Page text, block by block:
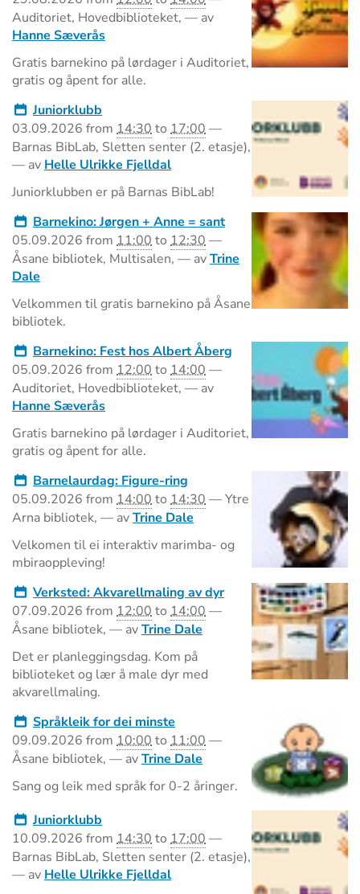
Auditoriet, Hovedbiblioteket, — av
Hanne Sæverås
Gratis barnekino på lørdager i Auditoriet,
gratis og åpent for alle.
Juniorklubb
03.09.2026 from 14:30to 17:00—
Barnas BibLab, Sletten senter (2. etasje),
— av Helle Ulrikke Fjelldal
Juniorklubben er på Barnas BibLab!
Barnekino: Jørgen + Anne = sant
05.09.2026 from 11:00to 12:30—
Åsane bibliotek, Multisalen, — avTrine
Dale
Velkommen til gratis barnekino på Åsane
bibliotek.
Barnekino: Fest hos Albert Åberg
05.09.2026 from 12:00to 14:00—
Auditoriet, Hovedbiblioteket, — av
Hanne Sæverås
Gratis barnekino på lørdager i Auditoriet,
gratis og åpent for alle.
Barnelaurdag: Figure-ring
05.09.2026 from 14:00to 14:30—Ytre
Arna bibliotek, — avTrine Dale
Velkomen til ei interaktiv marimba- og
mbiraoppleving!
Verksted: Akvarellmaling av dyr
07.09.2026 from 12:00to 14:00—
Åsane bibliotek, — avTrine Dale
Det er planleggingsdag. Kom på
biblioteket og lær å male dyr med
akvarellmaling.
Språkleik for dei minste
09.09.2026 from 10:00to 11:00—
Åsane bibliotek, — avTrine Dale
Sang og leik med språk for 0-2 åringer.
Juniorklubb
10.09.2026 from 14:30to 17:00—
Barnas BibLab, Sletten senter (2. etasje),
— av Helle Ulrikke Fjelldal